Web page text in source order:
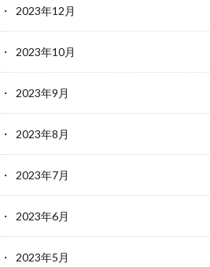
2023年12月
2023年10月
2023年9月
2023年8月
2023年7月
2023年6月
2023年5月